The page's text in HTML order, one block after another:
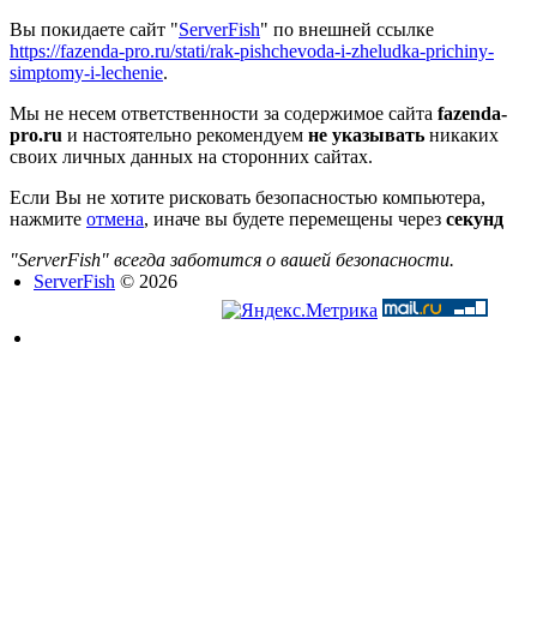
Вы покидаете сайт "ServerFish" по внешней ссылке
https://fazenda-pro.ru/stati/rak-pishchevoda-i-zheludka-prichiny-
simptomy-i-lechenie.
Мы не несем ответственности за содержимое сайта fazenda-
pro.ru и настоятельно рекомендуем не указывать никаких
своих личных данных на сторонних сайтах.
Если Вы не хотите рисковать безопасностью компьютера,
нажмите отмена, иначе вы будете перемещены через секунд
"ServerFish" всегда заботится о вашей безопасности.
ServerFish © 2026